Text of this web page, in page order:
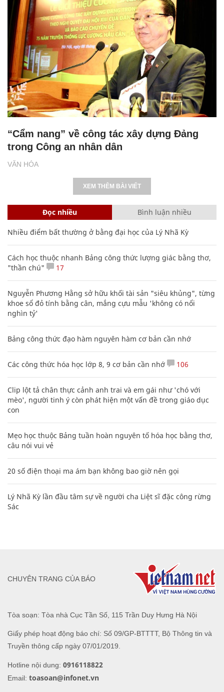
VĂN HÓA
“Cẩm nang” về công tác xây dựng Đảng
trong Công an nhân dân
XEM THÊM BÀI VIẾT
Đọc nhiều Bình luận nhiều
Nhiều điểm bất thường ở bằng đại học của Lý Nhã Kỳ
Cách học thuộc nhanh Bảng công thức lượng giác bằng thơ,
"thần chú"
17
Nguyễn Phương Hằng sở hữu khối tài sản "siêu khủng", từng
khoe sổ đỏ tính bằng cân, mắng cựu mẫu 'không có nổi
nghìn tỷ'
Bảng công thức đạo hàm nguyên hàm cơ bản cần nhớ
Các công thức hóa học lớp 8, 9 cơ bản cần nhớ 106
Clip lột tả chân thực cảnh anh trai và em gái như 'chó với
mèo', người tinh ý còn phát hiện một vấn đề trong giáo dục
con
Mẹo học thuộc Bảng tuần hoàn nguyên tố hóa học bằng thơ,
câu nói vui vẻ
20 số điện thoại ma ám bạn không bao giờ nên gọi
Lý Nhã Kỳ lần đầu tâm sự về người cha Liệt sĩ đặc công rừng
Sác
Tòa soạn: Tòa nhà Cục Tần Số, 115 Trần Duy Hưng Hà Nội
Giấy phép hoạt động báo chí: Số 09/GP-BTTTT, Bộ Thông tin và
Truyền thông cấp ngày 07/01/2019.
Hotline nội dung: 0916118822
Email: toasoan@infonet.vn
CHUYÊN TRANG CỦA BÁO